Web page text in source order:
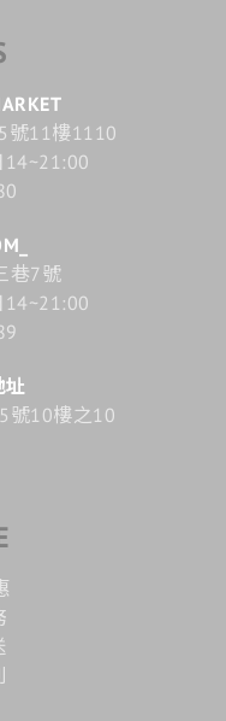
號11樓1110
巷7號
址
號10樓之10